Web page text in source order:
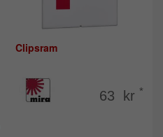
Clipsram
63 kr *